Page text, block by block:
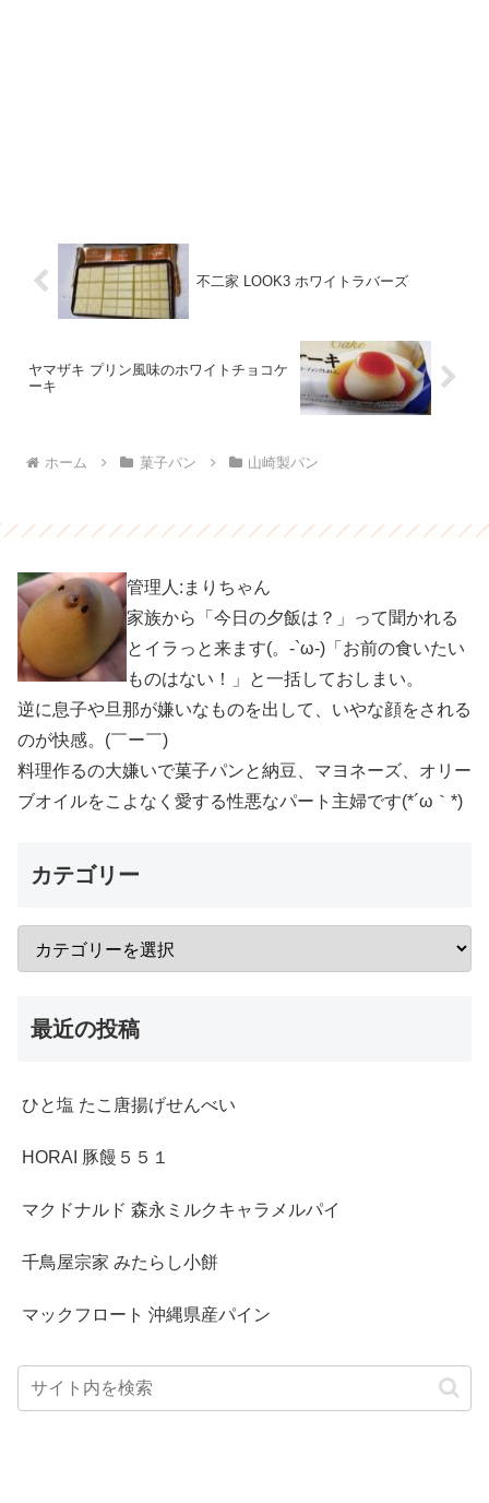
不二家 LOOK3 ホワイトラバーズ
ヤマザキ プリン風味のホワイトチョコケ
ーキ
ホーム 菓子パン 山崎製パン
管理人:まりちゃん
家族から「今日の夕飯は？」って聞かれる
とイラっと来ます(。-`ω-)「お前の食いたい
ものはない！」と一括しておしまい。
逆に息子や旦那が嫌いなものを出して、いやな顔をされる
のが快感。(￣ー￣)
料理作るの大嫌いで菓子パンと納豆、マヨネーズ、オリー
ブオイルをこよなく愛する性悪なパート主婦です(*´ω｀*)
カテゴリー
最近の投稿
ひと塩 たこ唐揚げせんべい
HORAI 豚饅５５１
マクドナルド 森永ミルクキャラメルパイ
千鳥屋宗家 みたらし小餅
マックフロート 沖縄県産パイン